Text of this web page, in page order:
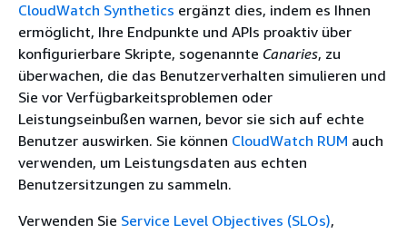
CloudWatch Synthetics ergänzt dies, indem es Ihnen
ermöglicht, Ihre Endpunkte und APIs proaktiv über
konfigurierbare Skripte, sogenannte Canaries, zu
überwachen, die das Benutzerverhalten simulieren und
Sie vor Verfügbarkeitsproblemen oder
Leistungseinbußen warnen, bevor sie sich auf echte
Benutzer auswirken. Sie können CloudWatch RUM auch
verwenden, um Leistungsdaten aus echten
Benutzersitzungen zu sammeln.
Verwenden Sie Service Level Objectives (SLOs),